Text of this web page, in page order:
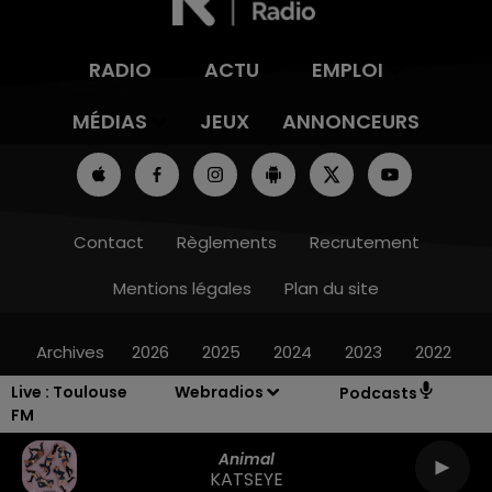
Live : Toulouse
FM
Webradios Podcasts
Animal
KATSEYE
RADIO ACTU
EMPLOI
MÉDIAS
JEUX ANNONCEURS
Contact Règlements
Recrutement
Mentions légales
Plan du site
Archives 2026 2025 2024 2023 2022